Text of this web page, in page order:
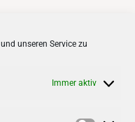
unseren Service zu
Immer aktiv